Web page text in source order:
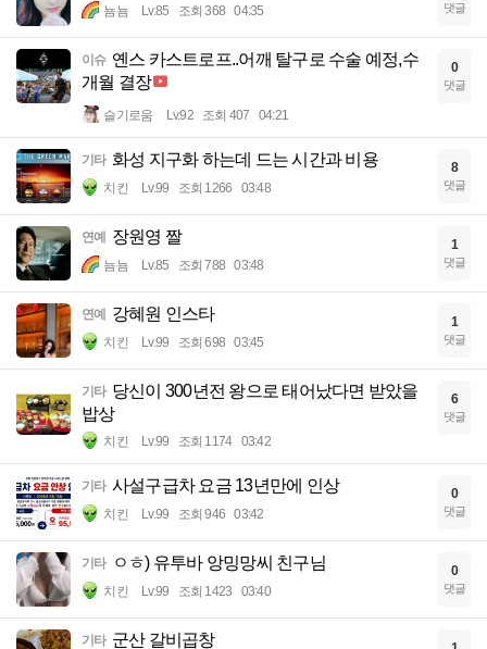
뇸뇸 Lv.85 조회 368 04:35 댓글
이슈 옌스 카스트로프..어깨 탈구로 수술 예정,수
개월 결장
슬기로움 Lv.92 조회 407 04:21
0
댓글
기타 화성 지구화 하는데 드는 시간과 비용
치킨 Lv.99 조회 1266 03:48
8
댓글
연예 장원영 짤
뇸뇸 Lv.85 조회 788 03:48
1
댓글
연예 강혜원 인스타
치킨 Lv.99 조회 698 03:45
1
댓글
기타 당신이 300년전 왕으로 태어났다면 받았을
밥상
치킨 Lv.99 조회 1174 03:42
6
댓글
기타 사설구급차 요금 13년만에 인상
치킨 Lv.99 조회 946 03:42
0
댓글
기타 ㅇㅎ) 유투바 앙밍망씨 친구님
치킨 Lv.99 조회 1423 03:40
0
댓글
기타 군산 갈비곱창